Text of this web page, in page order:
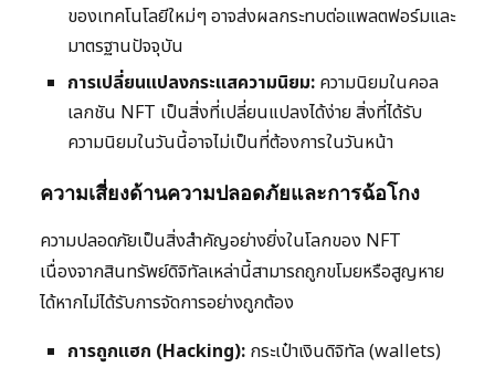
ของเทคโนโลยีใหม่ๆ อาจส่งผลกระทบต่อแพลตฟอร์มและ
มาตรฐานปัจจุบัน
การเปลี่ยนแปลงกระแสความนิยม: ความนิยมในคอล
เลกชัน NFT เป็นสิ่งที่เปลี่ยนแปลงได้ง่าย สิ่งที่ได้รับ
ความนิยมในวันนี้อาจไม่เป็นที่ต้องการในวันหน้า
ความเสี่ยงด้านความปลอดภัยและการฉ้อโกง
ความปลอดภัยเป็นสิ่งสำคัญอย่างยิ่งในโลกของ NFT
เนื่องจากสินทรัพย์ดิจิทัลเหล่านี้สามารถถูกขโมยหรือสูญหาย
ได้หากไม่ได้รับการจัดการอย่างถูกต้อง
การถูกแฮก (Hacking): กระเป๋าเงินดิจิทัล (wallets)